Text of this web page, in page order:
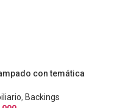
con temática
, Backings